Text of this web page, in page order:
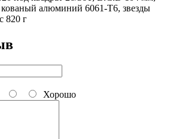
алюминий 6061-T6, звезды
820 г
Хорошо